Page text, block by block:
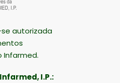
autorizada
Infarmed.
I.P.: